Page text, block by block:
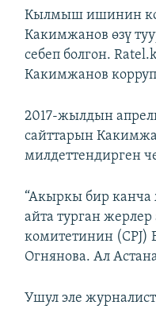
Кылмыш ишинин
Какимжанов өзү
себеп болгон.
Какимжанов
2017-жылдын
сайттарын
милдеттендирген
“Акыркы бир
айта турган
комитетинин (CPJ)
Огнянова. Ал
Ушул эле